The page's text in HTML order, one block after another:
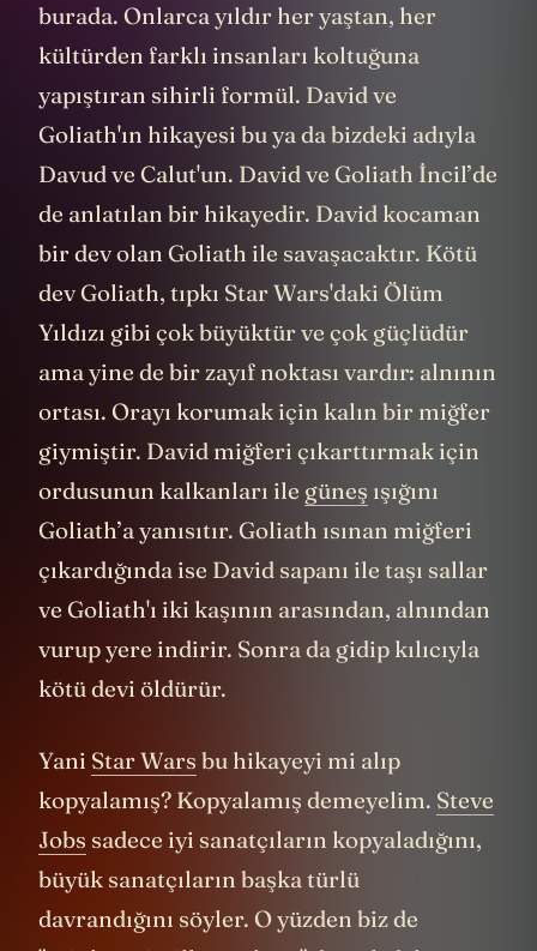
burada. Onlarca yıldır her yaştan, her
kültürden farklı insanları koltuğuna
yapıştıran sihirli formül. David ve
Goliath'ın hikayesi bu ya da bizdeki adıyla
Davud ve Calut'un. David ve Goliath İncil’de
de anlatılan bir hikayedir. David kocaman
bir dev olan Goliath ile savaşacaktır. Kötü
dev Goliath, tıpkı Star Wars'daki Ölüm
Yıldızı gibi çok büyüktür ve çok güçlüdür
ama yine de bir zayıf noktası vardır: alnının
ortası. Orayı korumak için kalın bir miğfer
giymiştir. David miğferi çıkarttırmak için
ordusunun kalkanları ile güneş ışığını
Goliath’a yanısıtır. Goliath ısınan miğferi
çıkardığında ise David sapanı ile taşı sallar
ve Goliath'ı iki kaşının arasından, alnından
vurup yere indirir. Sonra da gidip kılıcıyla
kötü devi öldürür.
Yani Star Wars bu hikayeyi mi alıp
kopyalamış? Kopyalamış demeyelim. Steve
Jobs sadece iyi sanatçıların kopyaladığını,
büyük sanatçıların başka türlü
davrandığını söyler. O yüzden biz de